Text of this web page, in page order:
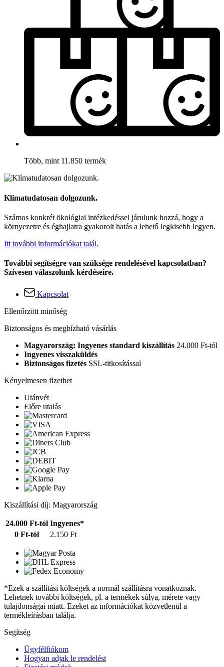
Több, mint 11.850 termék
Klímatudatosan dolgozunk.
Számos konkrét ökológiai intézkedéssel járulunk hozzá, hogy a
környezetre és éghajlatra gyakorolt hatás a lehető legkisebb legyen.
Itt további információkat talál.
További segítségre van szüksége rendelésével kapcsolatban?
Szívesen válaszolunk kérdéseire.
Kapcsolat
Ellenőrzött minőség
Biztonságos és megbízható vásárlás
Magyarország: Ingyenes standard kiszállítás 24.000 Ft-tól
Ingyenes visszaküldés
Biztonságos fizetés SSL-titkosítással
Kényelmesen fizethet
Utánvét
Előre utalás
Kiszállítási díj: Magyarország
24.000 Ft-tól Ingyenes*
0 Ft-tól
2.150 Ft
*Ezek a szállítási költségek a normál szállításra vonatkoznak.
Lehetnek további költségek, pl. a termékek súlya, mérete vagy
tulajdonságai miatt. Ezeket az információkat közvetlenül a
termékleírásban találja.
Segítség
Ügyfélfiókom
Hogyan adjak le rendelést